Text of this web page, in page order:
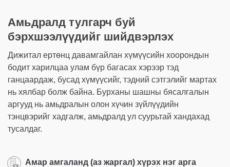
Амьдралд тулгарч буй
бэрхшээлүүдийг шийдвэрлэх
Дижитал ертөнц давамгайлан хүмүүсийн хоорондын
бодит харилцаа улам бүр багасах хэрээр тэд
ганцаардаж, бусад хүмүүсийг, тэдний сэтгэлийг мартах
нь хялбар болж байна. Бурханы шашны бясалгалын
аргууд нь амьдралын олон хүчин зүйлүүдийн
тэнцвэрийг хадгалж, амьдралд ул суурьтай хандахад
тусалдаг.
Амар амгаланд (аз жаргал) хүрэх нэг арга